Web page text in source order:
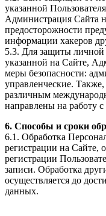
указанной
Администрация Сайта
предосторожности
информации хакеров
5.3. Для защиты
указанной на Сайте,
меры безопасности:
управленческие.
различным
направлены на работу
6. Способы и сроки
6.1. Обработка
регистрации на Сайте,
регистрации
записи. Обработка
осуществляется до
данных.